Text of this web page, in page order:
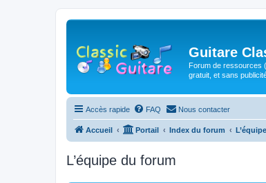
Guitare
Forum de ressources
gratuit, et sans
Accès rapide FAQ Nous contacter
Accueil Portail Index du forum
L’équipe du forum